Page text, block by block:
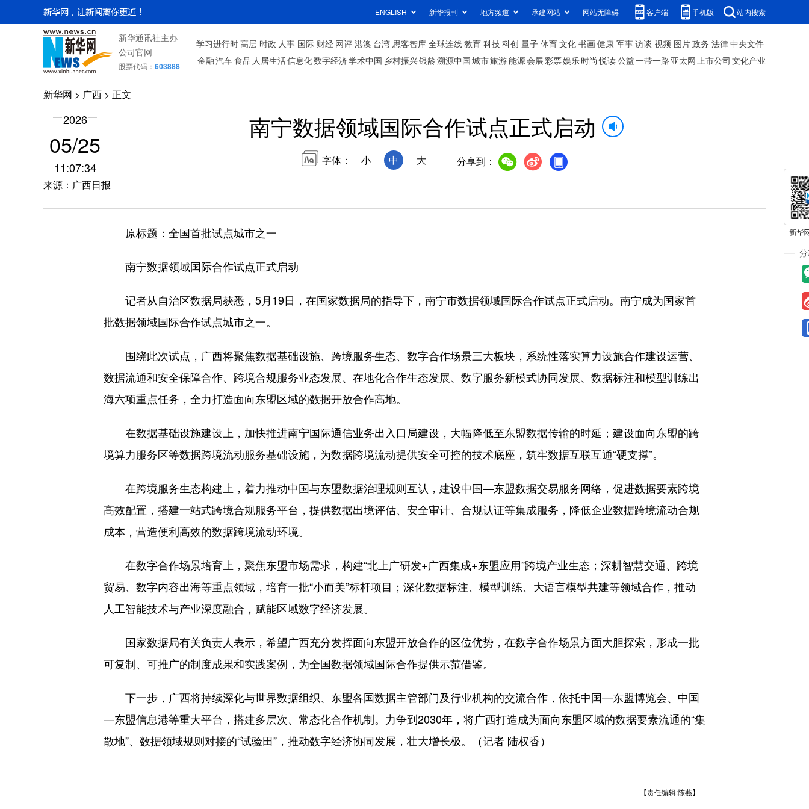
ENGLISH 新华报刊 地方频道 承建网站 网站无障碍 客户端 手机版 站内搜索
新华通讯社主办
公司官网
股票代码： 603888
学习进行时高层 时政 人事 国际 财经 网评 港澳 台湾 思客智库 全球连线教育 科技科创 量子 体育文化 书画健康 军事访谈 视频 图片政务 法律中央文件
金融汽车食品 人居生活信息化数字经济学术中国 乡村振兴银龄溯源中国城市旅游能源会展彩票娱乐时尚 悦读公益一带一路 亚太网上市公司 文化产业
新华网 > 广西 > 正文
2026
05/25
11:07:34
来源：广西日报
南宁数据领域国际合作试点正式启动
字体： 小 中 大 分享到：
原标题：全国首批试点城市之一
南宁数据领域国际合作试点正式启动
记者从自治区数据局获悉，5月19日，在国家数据局的指导下，南宁市数据领域国际合作试点正式启动。南宁成为国家首
批数据领域国际合作试点城市之一。
围绕此次试点，广西将聚焦数据基础设施、跨境服务生态、数字合作场景三大板块，系统性落实算力设施合作建设运营、
数据流通和安全保障合作、跨境合规服务业态发展、在地化合作生态发展、数字服务新模式协同发展、数据标注和模型训练出
海六项重点任务，全力打造面向东盟区域的数据开放合作高地。
在数据基础设施建设上，加快推进南宁国际通信业务出入口局建设，大幅降低至东盟数据传输的时延；建设面向东盟的跨
境算力服务区等数据跨境流动服务基础设施，为数据跨境流动提供安全可控的技术底座，筑牢数据互联互通“硬支撑”。
在跨境服务生态构建上，着力推动中国与东盟数据治理规则互认，建设中国—东盟数据交易服务网络，促进数据要素跨境
高效配置，搭建一站式跨境合规服务平台，提供数据出境评估、安全审计、合规认证等集成服务，降低企业数据跨境流动合规
成本，营造便利高效的数据跨境流动环境。
在数字合作场景培育上，聚焦东盟市场需求，构建“北上广研发+广西集成+东盟应用”跨境产业生态；深耕智慧交通、跨境
贸易、数字内容出海等重点领域，培育一批“小而美”标杆项目；深化数据标注、模型训练、大语言模型共建等领域合作，推动
人工智能技术与产业深度融合，赋能区域数字经济发展。
国家数据局有关负责人表示，希望广西充分发挥面向东盟开放合作的区位优势，在数字合作场景方面大胆探索，形成一批
可复制、可推广的制度成果和实践案例，为全国数据领域国际合作提供示范借鉴。
下一步，广西将持续深化与世界数据组织、东盟各国数据主管部门及行业机构的交流合作，依托中国—东盟博览会、中国
—东盟信息港等重大平台，搭建多层次、常态化合作机制。力争到2030年，将广西打造成为面向东盟区域的数据要素流通的“集
散地”、数据领域规则对接的“试验田”，推动数字经济协同发展，壮大增长极。（记者 陆权香）
【责任编辑:陈燕】